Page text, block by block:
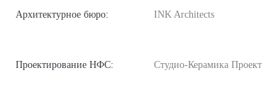
Архитектурное бюро: INK Architects
Проектирование НФС: Студио-Керамика Проект